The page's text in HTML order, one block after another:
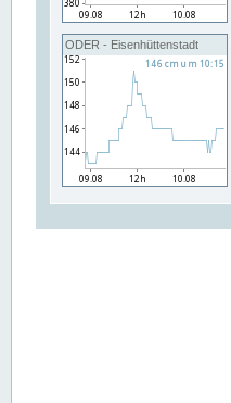
ODER - Eisenhüttenstadt